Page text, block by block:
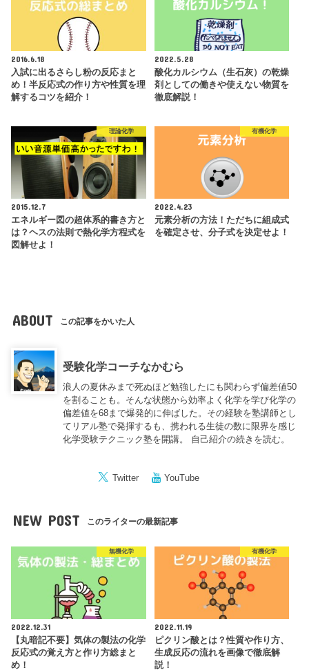
2016.6.18
入試に出るさらし粉の反応まと
め！半反応式の作り方や性質を理
解するコツを紹介！
2022.5.28
酸化カルシウム（生石灰）の乾燥
剤としての働きや使えない物質を
徹底解説！
理論化学
2015.12.7
エネルギー図の超体系的書き方と
は？ヘスの法則で熱化学方程式を
図解せよ！
有機化学
2022.4.23
元素分析の方法！ただちに組成式
を確定させ、分子式を決定せよ！
ABOUT この記事をかいた人
受験化学コーチなかむら
浪人の夏休みまで死ぬほど勉強したにも関わらず偏差値50
を割ることも。そんな状態から効率よく化学を学び化学の
偏差値を68まで爆発的に伸ばした。その経験を塾講師とし
てリアル塾で発揮するも、携われる生徒の数に限界を感じ
化学受験テクニック塾を開講。 自己紹介の続きを読む。
Twitter YouTube
NEW POST このライターの最新記事
無機化学
2022.12.31
【丸暗記不要】気体の製法の化学
反応式の覚え方と作り方総まと
め！
有機化学
2022.11.19
ピクリン酸とは？性質や作り方、
生成反応の流れを画像で徹底解
説！